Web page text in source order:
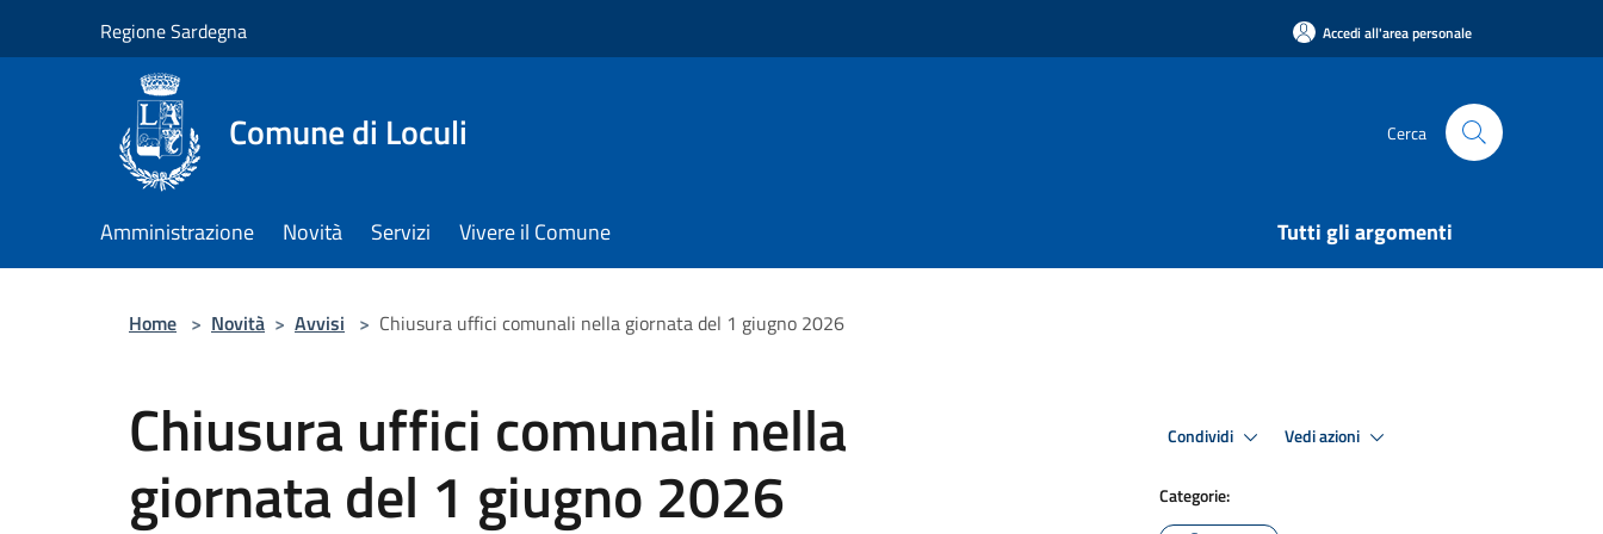
Regione Sardegna Accedi all'area personale
Comune di Loculi Cerca
Amministrazione Novità Servizi Vivere il Comune Tutti gli argomenti
Home > Novità > Avvisi > Chiusura uffici comunali nella giornata del 1 giugno 2026
Chiusura uffici comunali nella
giornata del 1 giugno 2026
Condividi Vedi azioni
Categorie: